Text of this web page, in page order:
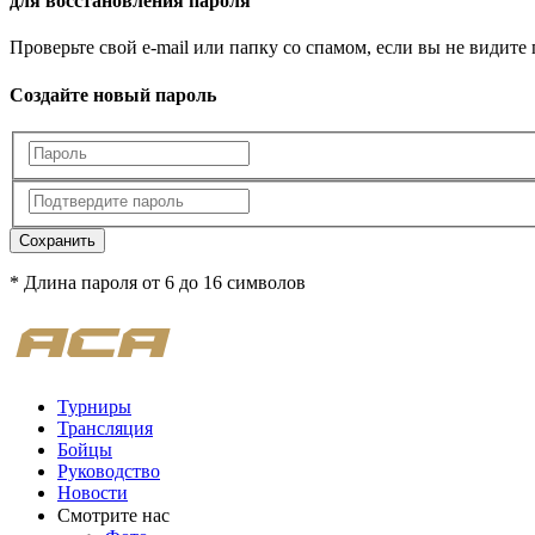
Проверьте свой e-mail или папку со спамом, если вы не видите
Создайте новый пароль
Сохранить
* Длина пароля от 6 до 16 символов
Турниры
Трансляция
Бойцы
Руководство
Новости
Смотрите нас